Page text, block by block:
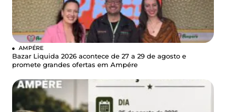
AMPÉRE
Bazar Liquida 2026 acontece de 27 a 29 de agosto e
promete grandes ofertas em Ampére